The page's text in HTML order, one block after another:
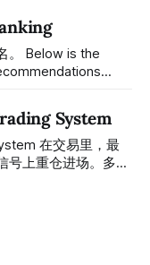
突破点起算，股价
⠀ 今天股价小幅回
位置上方。 ⠀ 很多
画线、盯盘、分析
部跑过一遍，市场
分析整合，直接把
，只是准备好一份
统。 ⠀ 交易，本该
易机会 :
the
，均在对应期数
可完整溯源，付费
prices, price
Ideas"
System
里，最
号上重仓进场。多空
的市场结构，直接